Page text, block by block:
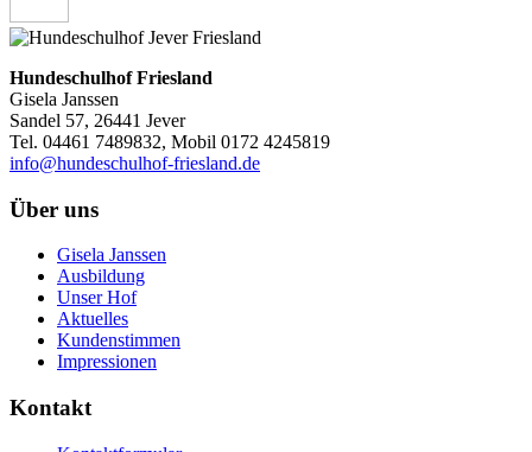
Hundeschulhof Friesland
Gisela Janssen
Sandel 57, 26441 Jever
Tel. 04461 7489832, Mobil 0172 4245819
info@hundeschulhof-friesland.de
Über uns
Gisela Janssen
Ausbildung
Unser Hof
Aktuelles
Kundenstimmen
Impressionen
Kontakt